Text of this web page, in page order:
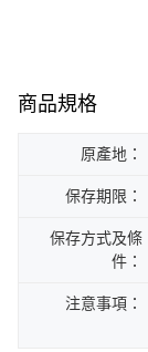
商品規格
原產地：
保存期限：
保存方式及條
件：
注意事項：